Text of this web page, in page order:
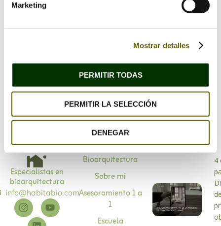
Marketing
Mostrar detalles
PERMITIR TODAS
PERMITIR LA SELECCIÓN
DENEGAR
Guarda mi nombre, correo electrónico y web en
Especialistas en
bioarquitectura
info@habitabio.com
Bioarquitectura
Sobre mí
Asesoramiento 1 a
1
Escuela
4